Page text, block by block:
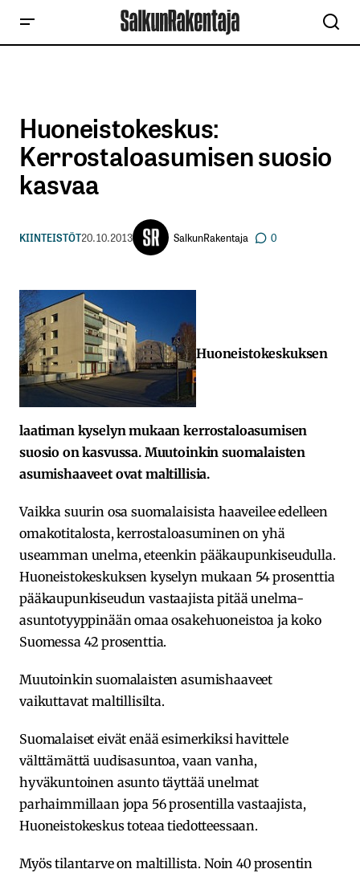
Huoneistokeskus:
Kerrostaloasumisen suosio
kasvaa
KIINTEISTÖT20.10.2013 SalkunRakentaja 0
Huoneistokeskuksen
laatiman kyselyn mukaan kerrostaloasumisen
suosio on kasvussa. Muutoinkin suomalaisten
asumishaaveet ovat maltillisia.
Vaikka suurin osa suomalaisista haaveilee edelleen
omakotitalosta, kerrostaloasuminen on yhä
useamman unelma, eteenkin pääkaupunkiseudulla.
Huoneistokeskuksen kyselyn mukaan 54 prosenttia
pääkaupunkiseudun vastaajista pitää unelma-
asuntotyyppinään omaa osakehuoneistoa ja koko
Suomessa 42 prosenttia.
Muutoinkin suomalaisten asumishaaveet
vaikuttavat maltillisilta.
Suomalaiset eivät enää esimerkiksi havittele
välttämättä uudisasuntoa, vaan vanha,
hyväkuntoinen asunto täyttää unelmat
parhaimmillaan jopa 56 prosentilla vastaajista,
Huoneistokeskus toteaa tiedotteessaan.
Myös tilantarve on maltillista. Noin 40 prosentin